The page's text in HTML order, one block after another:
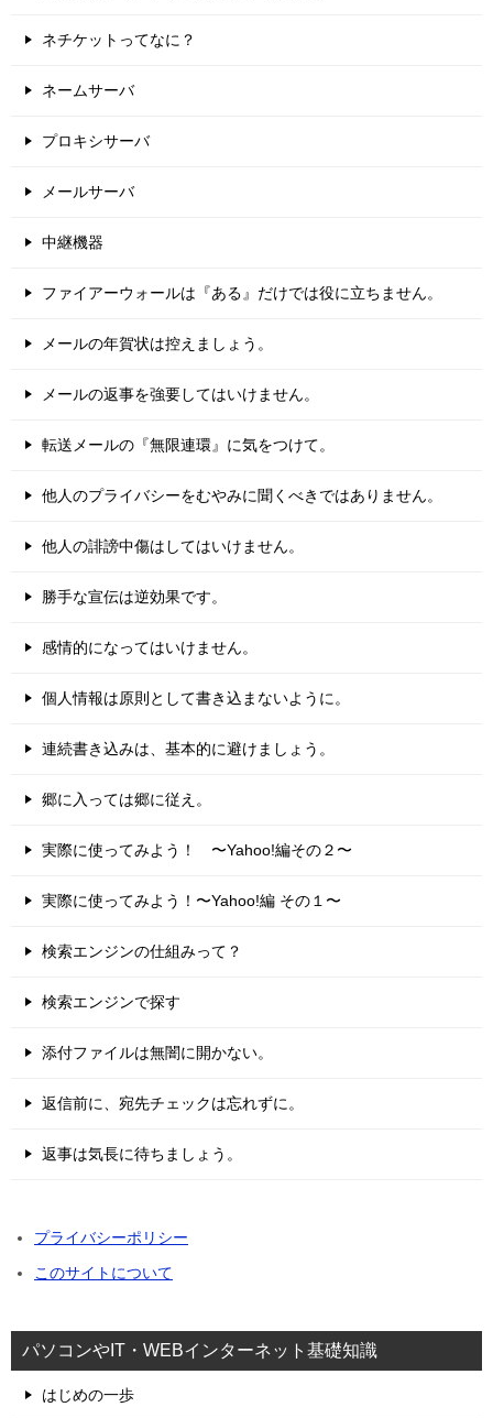
ネチケットってなに？
ネームサーバ
プロキシサーバ
メールサーバ
中継機器
ファイアーウォールは『ある』だけでは役に立ちません。
メールの年賀状は控えましょう。
メールの返事を強要してはいけません。
転送メールの『無限連環』に気をつけて。
他人のプライバシーをむやみに聞くべきではありません。
他人の誹謗中傷はしてはいけません。
勝手な宣伝は逆効果です。
感情的になってはいけません。
個人情報は原則として書き込まないように。
連続書き込みは、基本的に避けましょう。
郷に入っては郷に従え。
実際に使ってみよう！ 〜Yahoo!編その２〜
実際に使ってみよう！〜Yahoo!編 その１〜
検索エンジンの仕組みって？
検索エンジンで探す
添付ファイルは無闇に開かない。
返信前に、宛先チェックは忘れずに。
返事は気長に待ちましょう。
プライバシーポリシー
このサイトについて
パソコンやIT・WEBインターネット基礎知識
はじめの一歩